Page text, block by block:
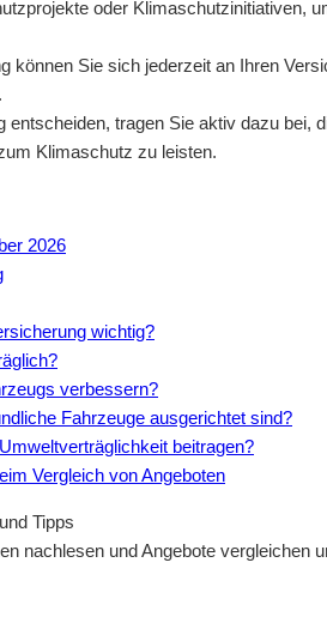
oder Klimaschutzinitiativen,
können Sie sich jederzeit an Ihren
tragen Sie aktiv dazu bei,
Klimaschutz zu leisten.
2026
wichtig?
verbessern?
Fahrzeuge ausgerichtet sind?
beitragen?
Vergleich von Angeboten
nachlesen und Angebote vergleichen